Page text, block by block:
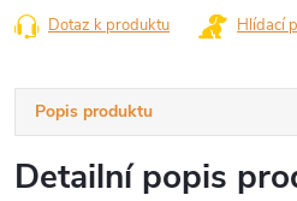
Dotaz k produktu Hlídací
Popis produktu
Detailní popis